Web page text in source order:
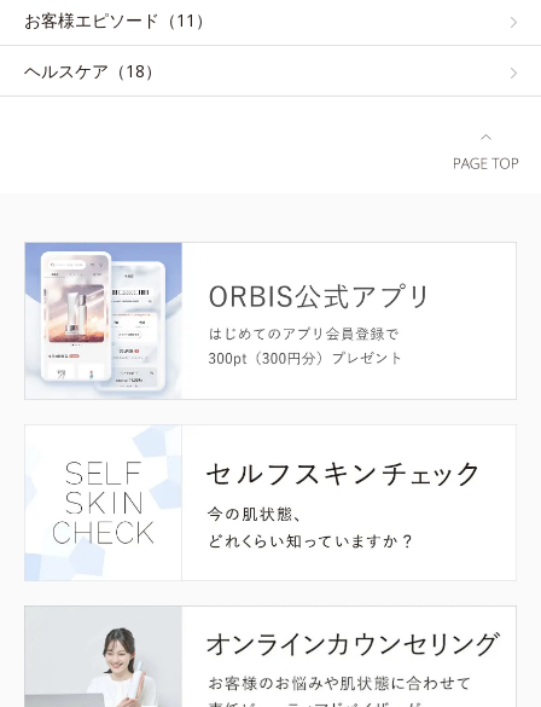
お客様エピソード（11）
ヘルスケア（18）